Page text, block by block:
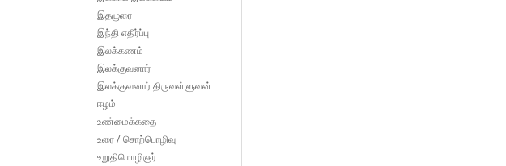
இதழுரை
இந்தி எதிர்ப்பு
இலக்கணம்
இலக்குவனார்
இலக்குவனார் திருவள்ளுவன்
ஈழம்
உண்மைக்கதை
உரை / சொற்பொழிவு
உறுதிமொழிஞர்